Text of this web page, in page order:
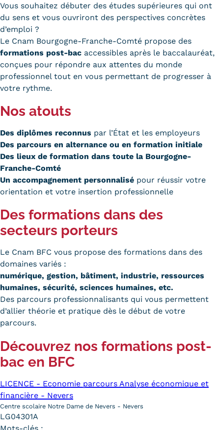
Carte lieux et centres Cnam en
Nos centres administratifs
Quoi de neuf au Cnam BFC?
Actualités
Agenda
Revue de presse
Contact
Contacts services
Formulaire de contact
Formations
Trouver votre formation
OFFRE EN BFC
OFFRE NATIONALE
Catalogue national
Équivalences, passerelles et
Modalités d'enseignement
Alternance
Vous souhaitez débuter des études supérieures qui ont
du sens et vous ouvriront des perspectives concrètes
d’emploi ?
Le Cnam Bourgogne-Franche-Comté propose des
formations post-bac accessibles après le baccalauréat,
conçues pour répondre aux attentes du monde
professionnel tout en vous permettant de progresser à
votre rythme.
Nos atouts
Des diplômes reconnus par l’État et les employeurs
Des parcours en alternance ou en formation initiale
Des lieux de formation dans toute la Bourgogne-
Franche-Comté
Un accompagnement personnalisé pour réussir votre
orientation et votre insertion professionnelle
Des formations dans des
secteurs porteurs
Le Cnam BFC vous propose des formations dans des
domaines variés :
numérique, gestion, bâtiment, industrie, ressources
humaines, sécurité, sciences humaines, etc.
Des parcours professionnalisants qui vous permettent
d’allier théorie et pratique dès le début de votre
parcours.
Découvrez nos formations post-
bac en BFC
LICENCE - Economie parcours Analyse économique et
financière - Nevers
Centre scolaire Notre Dame de Nevers - Nevers
LG04301A
Mots-clés :